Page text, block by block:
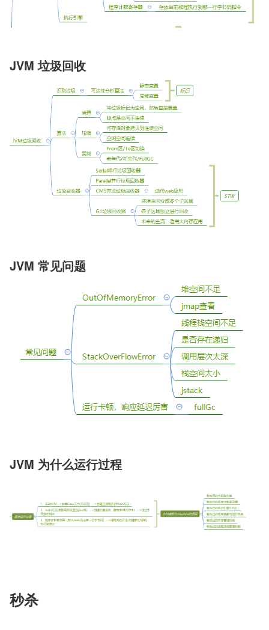
JVM 垃圾回收
JVM 常见问题
JVM 为什么运行过程
秒杀